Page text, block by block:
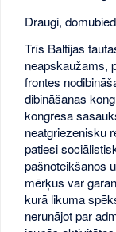
Draugi,
Trīs Baltijas
neapskaužams,
frontes
dibināšanas
kongresa
neatgriezenisku
patiesi
pašnoteikšanos
mērķus var
kurā likuma
nerunājot par